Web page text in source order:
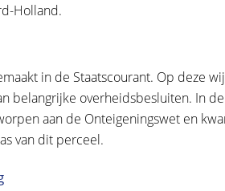
Holland.
in de Staatscourant. Op deze
belangrijke overheidsbesluiten. In
aan de Onteigeningswet en
van dit perceel.